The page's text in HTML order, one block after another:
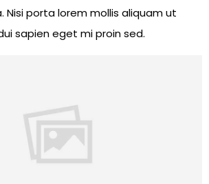
Nisi porta lorem mollis aliquam ut
sapien eget mi proin sed.